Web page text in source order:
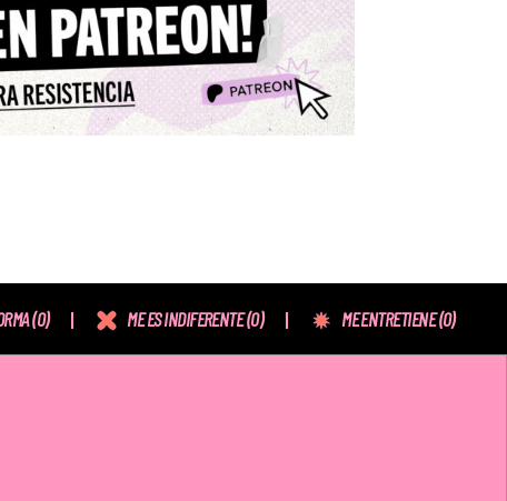
(0) ME ES INDIFERENTE(0) ME ENTRETIENE(0)